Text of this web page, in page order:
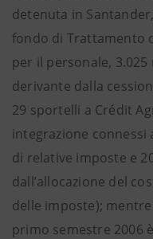
detenuta in
fondo di Trattamento
per il personale,
derivante dalla
29 sportelli a Crédit
integrazione connessi
di relative imposte e
dall’allocazione del
delle imposte);
primo semestre 2006